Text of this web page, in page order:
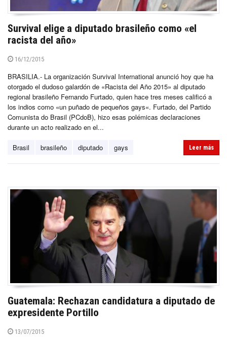
Survival elige a diputado brasileño como «el
racista del año»
16/12/2015
BRASILIA.- La organización Survival International anunció hoy que ha
otorgado el dudoso galardón de «Racista del Año 2015» al diputado
regional brasileño Fernando Furtado, quien hace tres meses calificó a
los indios como «un puñado de pequeños gays«. Furtado, del Partido
Comunista do Brasil (PCdoB), hizo esas polémicas declaraciones
durante un acto realizado en el...
Brasil brasileño diputado gays Leer más
Guatemala: Rechazan candidatura a diputado de
expresidente Portillo
13/07/2015